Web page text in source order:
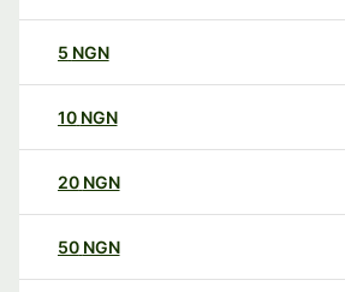
5 NGN
10 NGN
20 NGN
50 NGN